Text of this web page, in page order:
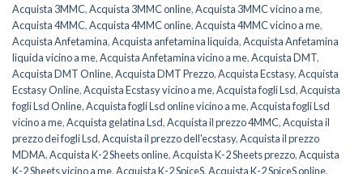
Acquista 3MMC,Acquista 3MMC online,Acquista 3MMC vicino a me,
Acquista 4MMC,Acquista 4MMC online,Acquista 4MMC vicino a me,
Acquista Anfetamina,Acquista anfetamina liquida,Acquista Anfetamina
liquida vicino a me,Acquista Anfetamina vicino a me,Acquista DMT,
Acquista DMT Online,Acquista DMT Prezzo,Acquista Ecstasy,Acquista
Ecstasy Online,Acquista Ecstasy vicino a me,Acquista fogli Lsd,Acquista
fogli Lsd Online,Acquista fogli Lsd online vicino a me,Acquista fogli Lsd
vicino a me,Acquista gelatina Lsd,Acquista il prezzo 4MMC,Acquista il
prezzo dei fogli Lsd,Acquista il prezzo dell'ecstasy,Acquista il prezzo
MDMA,Acquista K-2 Sheets online,Acquista K-2 Sheets prezzo,Acquista
K-2 Sheets vicino a me,Acquista K-2 SpiceS,Acquista K-2 SpiceS online,